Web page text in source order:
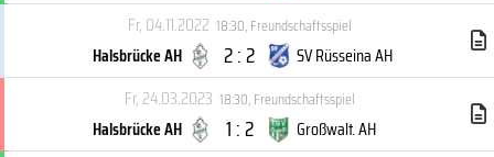
Fr, 04.11.2022 18:30,Freundschaftsspiel
Halsbrücke AH 2 : 2
SV Rüsseina AH
Fr, 24.03.2023 18:30,Freundschaftsspiel
Halsbrücke AH 1 : 2
Großwalt. AH